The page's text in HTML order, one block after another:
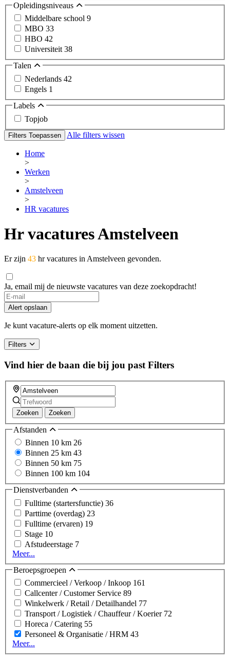
Opleidingsniveaus
Middelbare school 9
MBO 33
HBO 42
Universiteit38
Talen
Nederlands 42
Engels 1
Labels
Topjob
Filters Toepassen Alle filters wissen
Home
>
Werken
>
Amstelveen
>
HR vacatures
Hr vacatures Amstelveen
Er zijn 43 hr vacatures in Amstelveen gevonden.
Ja, email mij de nieuwste vacatures van deze zoekopdracht!
Alert opslaan
Je kunt vacature-alerts op elk moment uitzetten.
Filters
Vind hier de baan die bij jou past Filters
Zoeken Zoeken
Afstanden
Binnen 10 km 26
Binnen 25 km 43
Binnen 50 km 75
Binnen 100 km 104
Dienstverbanden
Fulltime (startersfunctie) 36
Parttime (overdag) 23
Fulltime (ervaren) 19
Stage 10
Afstudeerstage 7
Meer...
Beroepsgroepen
Commercieel / Verkoop / Inkoop 161
Callcenter / Customer Service 89
Winkelwerk / Retail / Detailhandel 77
Transport / Logistiek / Chauffeur / Koerier 72
Horeca / Catering 55
Personeel & Organisatie / HRM 43
Meer...